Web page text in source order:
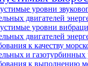
уровни
двигателей
уровни
двигателей
к качеству
и
к выполнению